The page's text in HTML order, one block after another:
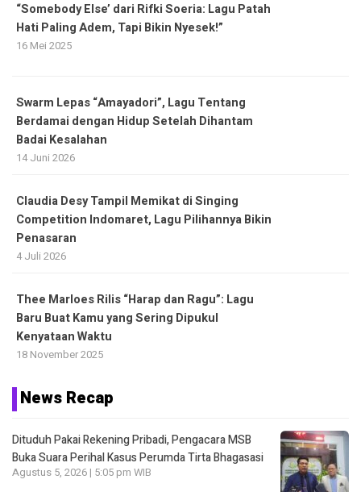
“Somebody Else’ dari Rifki Soeria: Lagu Patah
Hati Paling Adem, Tapi Bikin Nyesek!”
16 Mei 2025
Swarm Lepas “Amayadori”, Lagu Tentang
Berdamai dengan Hidup Setelah Dihantam
Badai Kesalahan
14 Juni 2026
Claudia Desy Tampil Memikat di Singing
Competition Indomaret, Lagu Pilihannya Bikin
Penasaran
4 Juli 2026
Thee Marloes Rilis “Harap dan Ragu”: Lagu
Baru Buat Kamu yang Sering Dipukul
Kenyataan Waktu
18 November 2025
News Recap
Dituduh Pakai Rekening Pribadi, Pengacara MSB
Buka Suara Perihal Kasus Perumda Tirta Bhagasasi
Agustus 5, 2026 | 5:05 pm WIB